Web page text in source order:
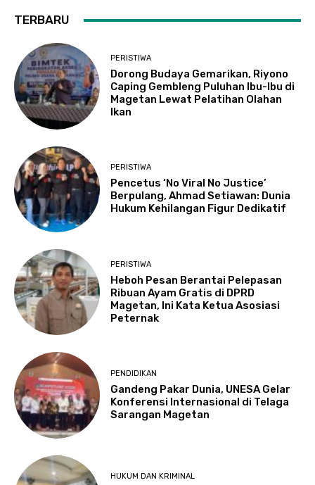
TERBARU
PERISTIWA
Dorong Budaya Gemarikan, Riyono
Caping Gembleng Puluhan Ibu-Ibu di
Magetan Lewat Pelatihan Olahan
Ikan
PERISTIWA
Pencetus ‘No Viral No Justice’
Berpulang, Ahmad Setiawan: Dunia
Hukum Kehilangan Figur Dedikatif
PERISTIWA
Heboh Pesan Berantai Pelepasan
Ribuan Ayam Gratis di DPRD
Magetan, Ini Kata Ketua Asosiasi
Peternak
PENDIDIKAN
Gandeng Pakar Dunia, UNESA Gelar
Konferensi Internasional di Telaga
Sarangan Magetan
HUKUM DAN KRIMINAL